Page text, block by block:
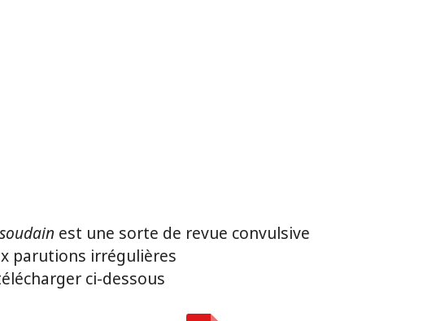
est une sorte de revue convulsive
parutions irrégulières
ci-dessous